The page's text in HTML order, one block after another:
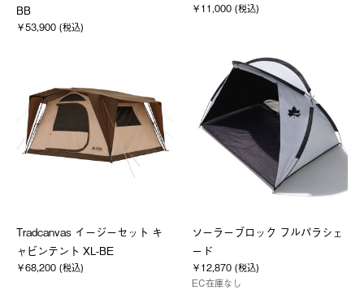
BB
￥53,900 (税込)
￥11,000 (税込)
Tradcanvas イージーセット キ
ャビンテント XL-BE
￥68,200 (税込)
ソーラーブロック フルパラシェ
ード
￥12,870 (税込)
EC在庫なし